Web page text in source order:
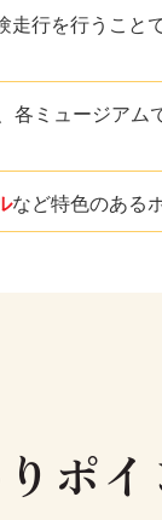
行を行うこと
各ミュージアム
など特色のある
ポイ